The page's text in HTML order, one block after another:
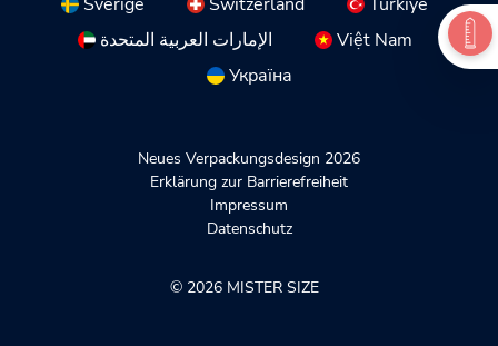
الإمارات العربية المتحدة
Việt Nam
Україна
Neues Verpackungsdesign 2026
Erklärung zur Barrierefreiheit
Impressum
Datenschutz
© 2026 MISTER SIZE